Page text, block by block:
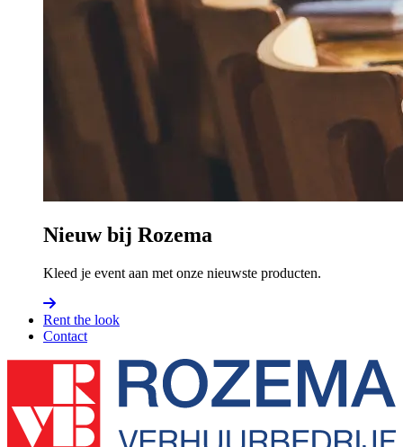
Nieuw bij Rozema
Kleed je event aan met onze nieuwste producten.
Rent the look
Contact